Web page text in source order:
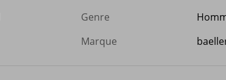
Genre
Marque